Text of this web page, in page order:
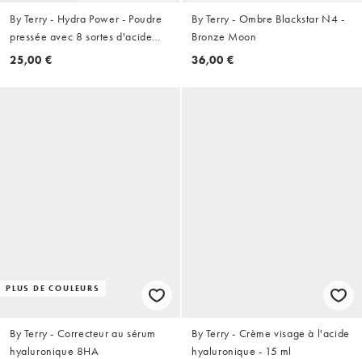
By Terry - Hydra Power - Poudre
pressée avec 8 sortes d'acide
hyaluronique
25,00 €
By Terry - Ombre Blackstar N4 -
Bronze Moon
36,00 €
PLUS DE COULEURS
By Terry - Correcteur au sérum
hyaluronique 8HA
By Terry - Crème visage à l'acide
hyaluronique - 15 ml